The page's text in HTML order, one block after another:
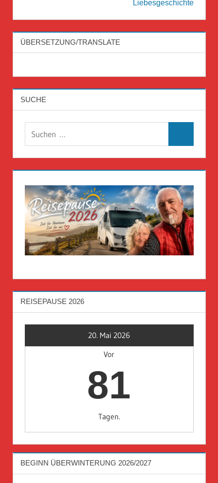
Liebesgeschichte
ÜBERSETZUNG/TRANSLATE
SUCHE
REISEPAUSE 2026
20. Mai 2026
Vor
81
Tagen.
BEGINN ÜBERWINTERUNG 2026/2027